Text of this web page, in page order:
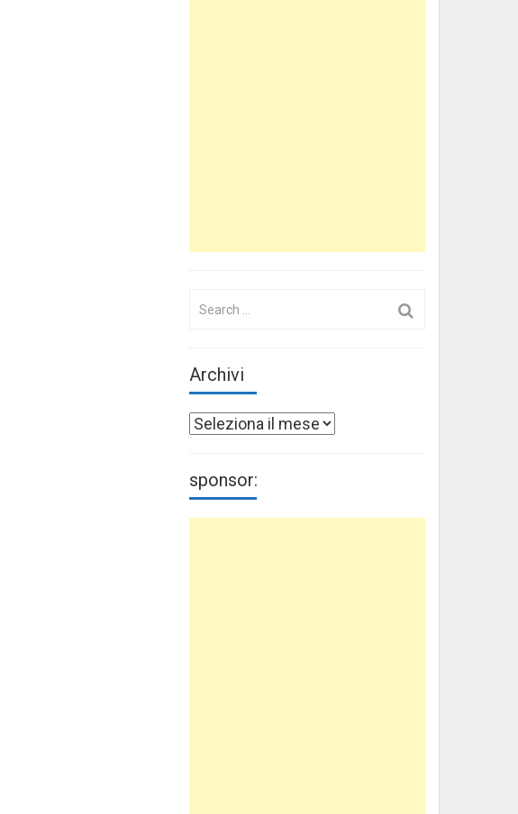
Archivi
Archivi
sponsor: